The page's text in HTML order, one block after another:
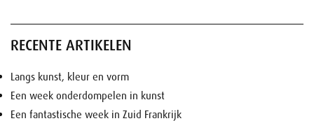
RECENTE ARTIKELEN
Langs kunst, kleur en vorm
Een week onderdompelen in kunst
Een fantastische week in Zuid Frankrijk